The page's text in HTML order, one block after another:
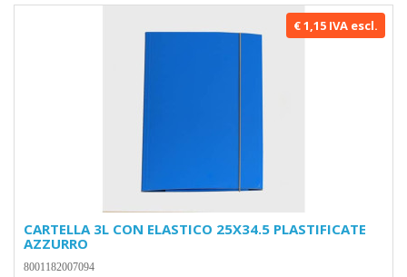
€ 1,15 IVA escl.
CARTELLA 3L CON ELASTICO 25X34.5 PLASTIFICATE
AZZURRO
8001182007094